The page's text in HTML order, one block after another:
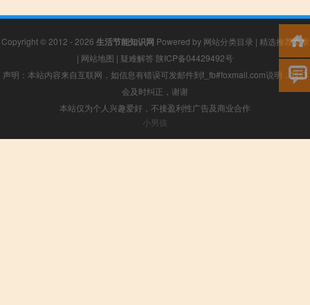
Copyright © 2012 - 2026 生活节能知识网 Powered by 网站分类目录 | 精选推荐文章
| 网站地图 | 疑难解答 陕ICP备04429492号
声明：本站内容来自互联网，如信息有错误可发邮件到f_fb#foxmail.com说明，我们
会及时纠正，谢谢
本站仅为个人兴趣爱好，不接盈利性广告及商业合作
小男孩